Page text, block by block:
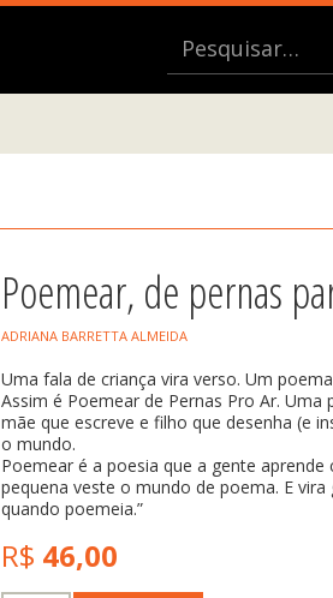
Poemear, de pernas
ADRIANA BARRETTA ALMEIDA
Uma fala de criança vira verso. Um
Assim é Poemear de Pernas Pro Ar.
mãe que escreve e filho que desenha (e
o mundo.
Poemear é a poesia que a gente aprende
pequena veste o mundo de poema. E
quando poemeia.”
R$ 46,00